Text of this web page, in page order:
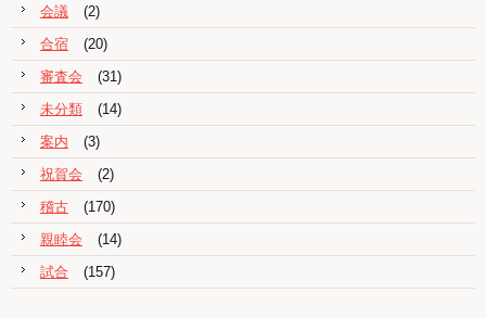
会議
(2)
合宿
(20)
審査会
(31)
未分類
(14)
案内
(3)
祝賀会
(2)
稽古
(170)
親睦会
(14)
試合
(157)